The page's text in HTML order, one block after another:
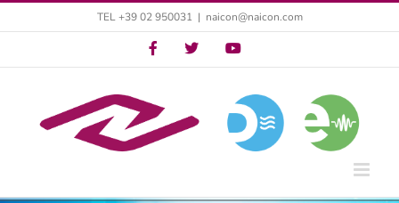
al
TEL +39 02 950031 | naicon@naicon.com
TwitterTwitterYouTube